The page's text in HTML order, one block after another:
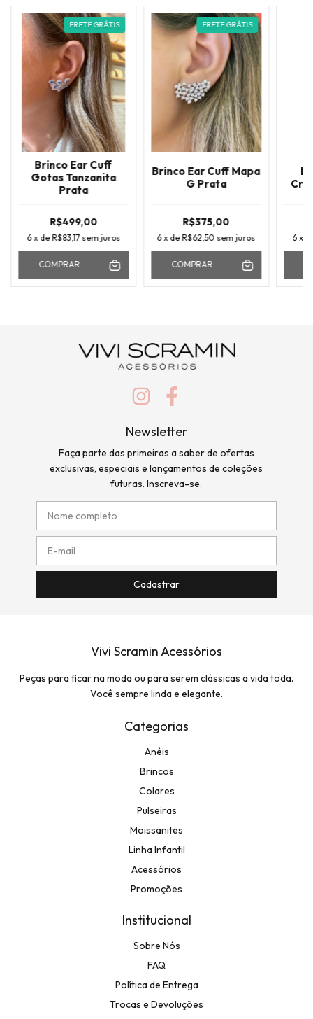
FRETE GRÁTIS
Brinco Ear Cuff
Gotas Tanzanita
Prata
R$499,00
6 x de R$83,17 sem juros
COMPRAR
FRETE GRÁTIS
Brinco Ear Cuff Mapa
G Prata
R$375,00
6 x de R$62,50 sem juros
COMPRAR
6 x
Newsletter
Faça parte das primeiras a saber de ofertas
exclusivas, especiais e lançamentos de coleções
futuras. Inscreva-se.
Vivi Scramin Acessórios
Peças para ficar na moda ou para serem clássicas a vida toda.
Você sempre linda e elegante.
Categorias
Anéis
Brincos
Colares
Pulseiras
Moissanites
Linha Infantil
Acessórios
Promoções
Institucional
Sobre Nós
FAQ
Política de Entrega
Trocas e Devoluções